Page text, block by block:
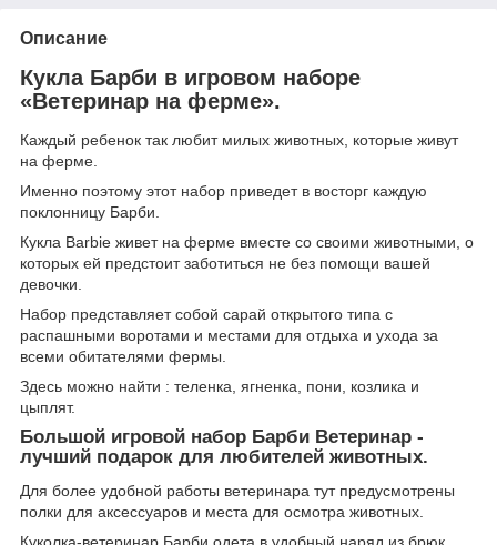
Описание
Кукла Барби в игровом наборе
«Ветеринар на ферме».
Каждый ребенок так любит милых животных, которые живут
на ферме.
Именно поэтому этот набор приведет в восторг каждую
поклонницу Барби.
Кукла Barbie живет на ферме вместе со своими животными, о
которых ей предстоит заботиться не без помощи вашей
девочки.
Набор представляет собой сарай открытого типа с
распашными воротами и местами для отдыха и ухода за
всеми обитателями фермы.
Здесь можно найти : теленка, ягненка, пони, козлика и
цыплят.
Большой игровой набор Барби Ветеринар -
лучший подарок для любителей животных.
Для более удобной работы ветеринара тут предусмотрены
полки для аксессуаров и места для осмотра животных.